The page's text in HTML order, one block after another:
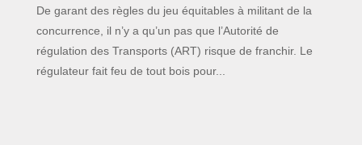
De garant des règles du jeu équitables à militant de la
concurrence, il n’y a qu’un pas que l’Autorité de
régulation des Transports (ART) risque de franchir. Le
régulateur fait feu de tout bois pour...